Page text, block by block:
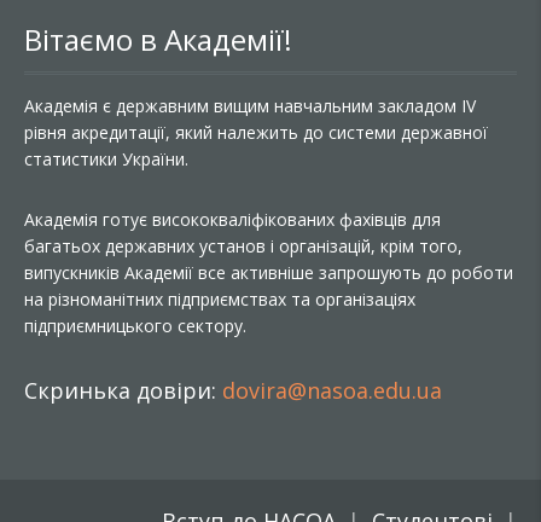
Вітаємо в Академії!
Академія є державним вищим навчальним закладом IV
рівня акредитації, який належить до системи державної
статистики України.
Академія готує висококваліфікованих фахівців для
багатьох державних установ і організацій, крім того,
випускників Академії все активніше запрошують до роботи
на різноманітних підприємствах та організаціях
підприємницького сектору.
Скринька довіри: dovira@nasoa.edu.ua